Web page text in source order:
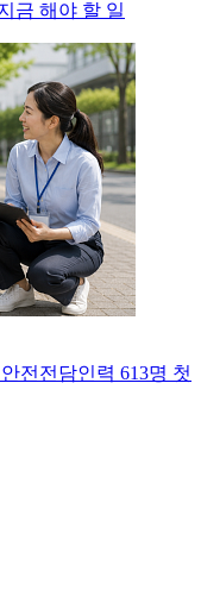
금 해야 할 일
전전담인력 613명 첫